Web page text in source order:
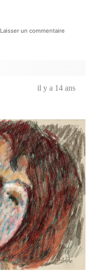
Laisser un commentairesur
il y a 14 ans